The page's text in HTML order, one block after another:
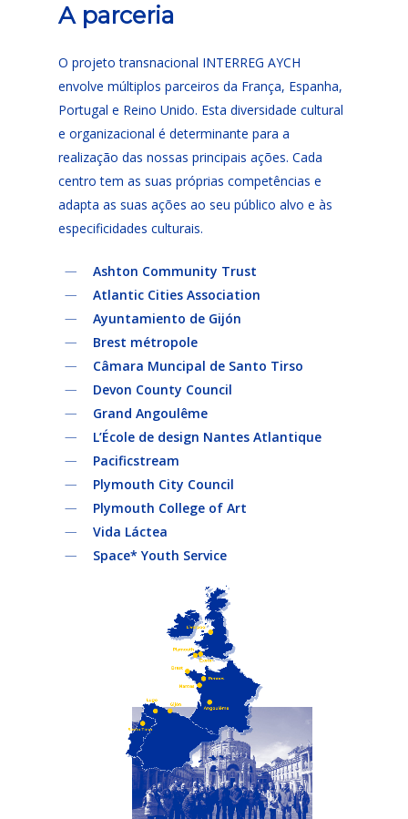
A parceria
O projeto transnacional INTERREG AYCH
envolve múltiplos parceiros da França, Espanha,
Portugal e Reino Unido. Esta diversidade cultural
e organizacional é determinante para a
realização das nossas principais ações. Cada
centro tem as suas próprias competências e
adapta as suas ações ao seu público alvo e às
especificidades culturais.
Ashton Community Trust
Atlantic Cities Association
Ayuntamiento de Gijón
Brest métropole
Câmara Muncipal de Santo Tirso
Devon County Council
Grand Angoulême
L’École de design Nantes Atlantique
Pacificstream
Plymouth City Council
Plymouth College of Art
Vida Láctea
Space* Youth Service